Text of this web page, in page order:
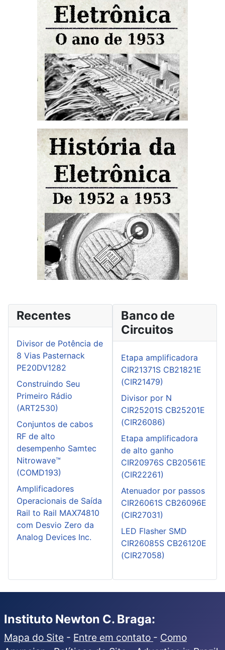
Recentes
Divisor de Potência de
8 Vias Pasternack
PE20DV1282
Construindo Seu
Primeiro Rádio
(ART2530)
Conjuntos de cabos
RF de alto
desempenho Samtec
Nitrowave™
(COMD193)
Amplificadores
Operacionais de Saída
Rail to Rail MAX74810
com Desvio Zero da
Analog Devices Inc.
Banco de
Circuitos
Etapa amplificadora
CIR21371S CB21821E
(CIR21479)
Divisor por N
CIR25201S CB25201E
(CIR26086)
Etapa amplificadora
de alto ganho
CIR20976S CB20561E
(CIR22261)
Atenuador por passos
CIR26061S CB26096E
(CIR27031)
LED Flasher SMD
CIR26085S CB26120E
(CIR27058)
Instituto Newton C. Braga:
Mapa do Site - Entre em contato - Como